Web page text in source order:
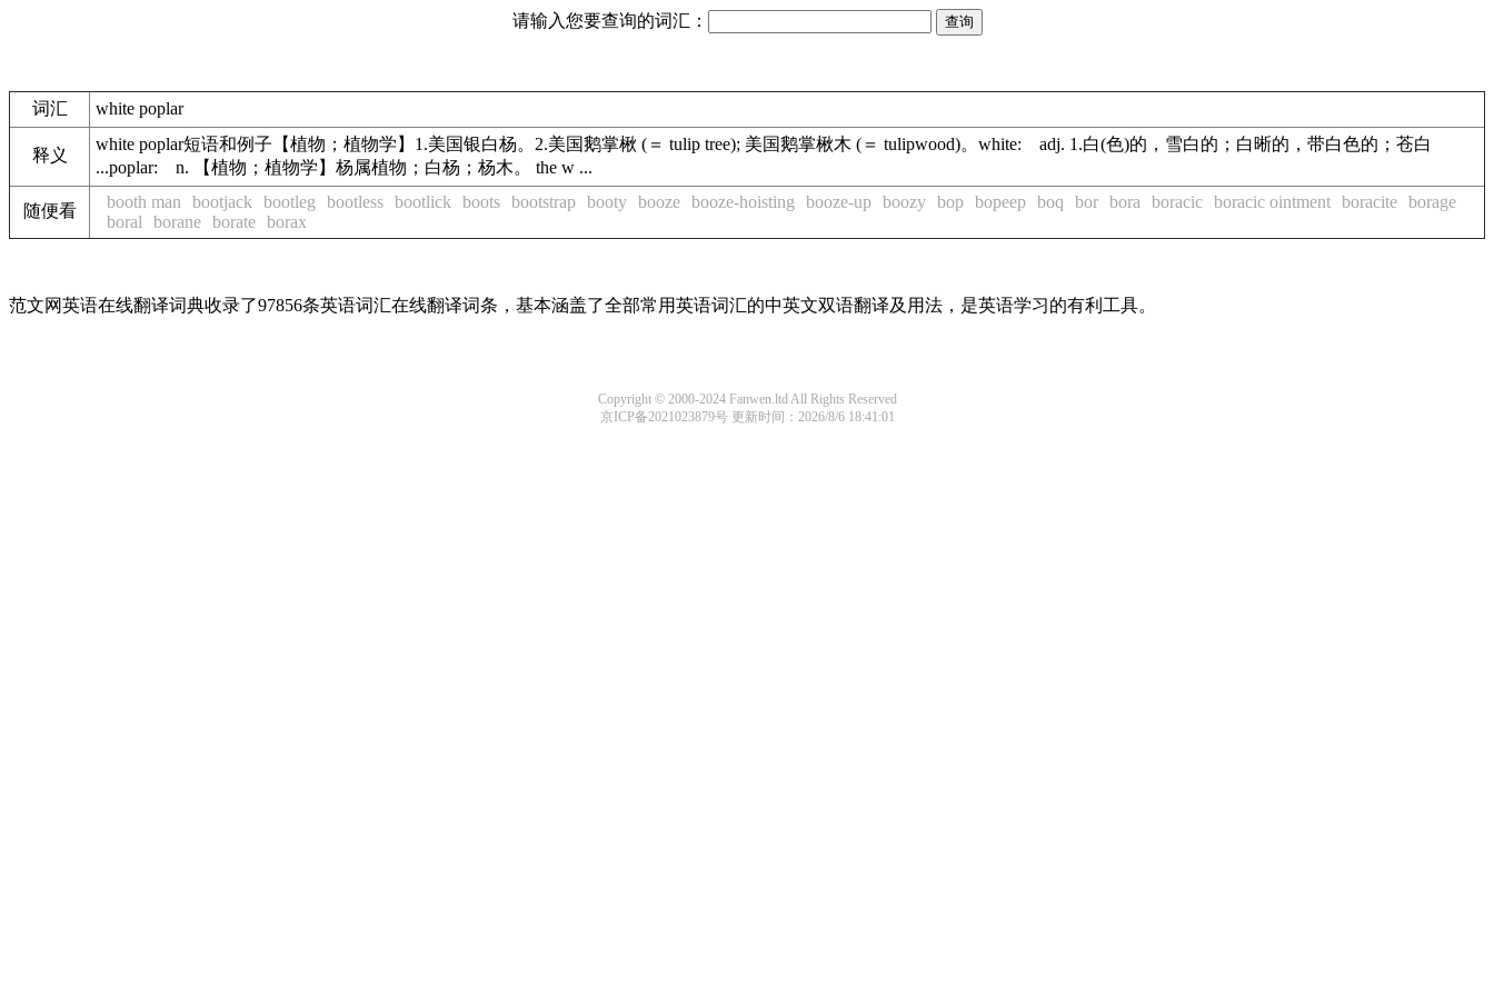
请输入您要查询的词汇：
词汇 white poplar
释义
white poplar短语和例子【植物；植物学】1.美国银白杨。2.美国鹅掌楸 (＝ tulip tree); 美国鹅掌楸木 (＝ tulipwood)。white: adj. 1.白(色)的，雪白的；白晰的，带白色的；苍白
...poplar: n. 【植物；植物学】杨属植物；白杨；杨木。 the w ...
随便看 booth man bootjack bootleg bootless bootlick boots bootstrap booty booze booze-hoisting booze-up boozy bop bopeep boq bor bora boracic boracic ointment boracite borage
boral
borane borate borax
范文网英语在线翻译词典收录了97856条英语词汇在线翻译词条，基本涵盖了全部常用英语词汇的中英文双语翻译及用法，是英语学习的有利工具。
Copyright © 2000-2024 Fanwen.ltd All Rights Reserved
京ICP备2021023879号更新时间：2026/8/6 18:41:01